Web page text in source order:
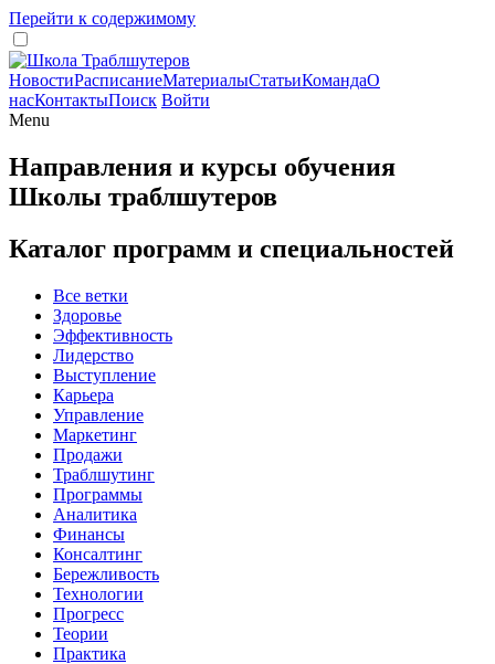
Перейти к содержимому
НовостиРасписаниеМатериалыСтатьиКомандаО
насКонтактыПоиск Войти
Menu
Направления и курсы обучения
Школы траблшутеров
Каталог программ и специальностей
Все ветки
Здоровье
Эффективность
Лидерство
Выступление
Карьера
Управление
Маркетинг
Продажи
Траблшутинг
Программы
Аналитика
Финансы
Консалтинг
Бережливость
Технологии
Прогресс
Теории
Практика